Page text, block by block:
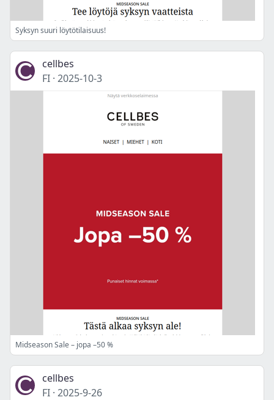
Syksyn suuri löytötilaisuus!
cellbes
FI · 2025-10-3
Midseason Sale – jopa –50 %
cellbes
FI · 2025-9-26